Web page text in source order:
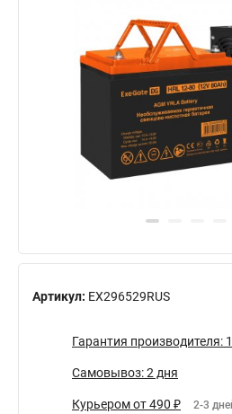
Артикул: EX296529RUS
Гарантия производителя:
Самовывоз: 2 дня
Курьером от 490 ₽ 2-3